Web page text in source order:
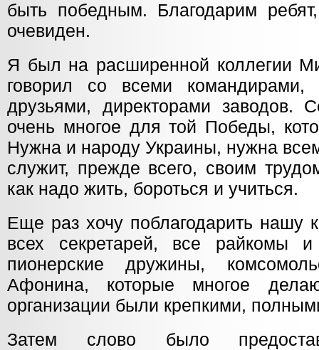
быть победным. Благодарим
очевиден.
Я был на расширенной коллегии
говорил со всеми
друзьями, директорами заводов.
очень многое для той Победы,
Нужна и народу Украины, нужна
служит, прежде всего, своим
как надо жить, бороться и учиться.
Еще раз хочу поблагодарить нашу
всех секретарей, все райкомы
пионерские дружины,
Афонина, которые многое
организации были крепкими,
Затем слово было